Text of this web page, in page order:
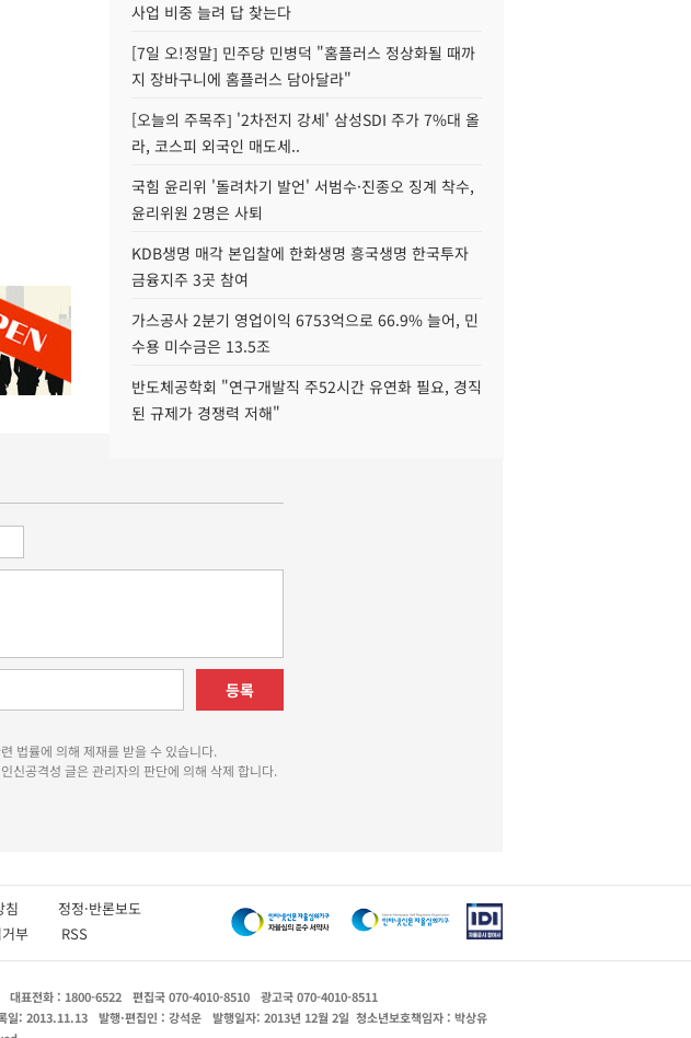
사업 비중 늘려 답 찾는다
[7일 오!정말] 민주당 민병덕 "홈플러스 정상화될 때까
지 장바구니에 홈플러스 담아달라"
[오늘의 주목주] '2차전지 강세' 삼성SDI 주가 7%대 올
라, 코스피 외국인 매도세..
국힘 윤리위 '돌려차기 발언' 서범수·진종오 징계 착수,
윤리위원 2명은 사퇴
KDB생명 매각 본입찰에 한화생명 흥국생명 한국투자
금융지주 3곳 참여
가스공사 2분기 영업이익 6753억으로 66.9% 늘어, 민
수용 미수금은 13.5조
반도체공학회 "연구개발직 주52시간 유연화 필요, 경직
된 규제가 경쟁력 저해"
등록
법률에 의해 제재를 받을 수 있습니다.
신공격성 글은 관리자의 판단에 의해 삭제 합니다.
방침 정정·반론보도
부 RSS
대표전화 : 1800-6522 편집국 070-4010-8510
광고국 070-4010-8511
일: 2013.11.13 발행·편집인 : 강석운 발행일자: 2013년 12월 2일 청소년보호책임자 : 박상유